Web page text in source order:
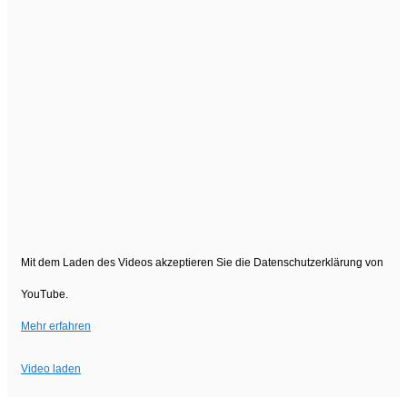
Mit dem Laden des Videos akzeptieren Sie die Datenschutzerklärung von
YouTube.
Mehr erfahren
Video laden